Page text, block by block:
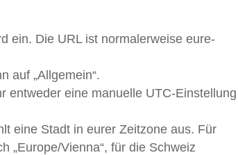
ein. Die URL ist normalerweise eure-
auf „Allgemein“.
entweder eine manuelle UTC-
eine Stadt in eurer Zeitzone aus. Für
„Europe/Vienna“, für die Schweiz